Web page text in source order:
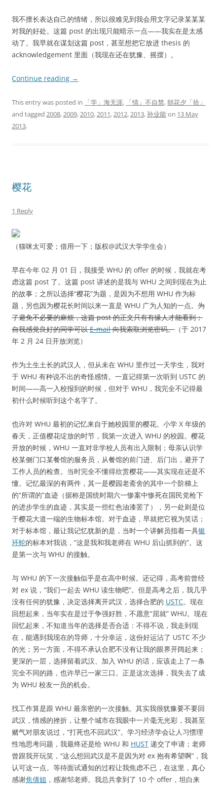
我不擅长表达自己的情绪，所以很难见到我会用文字记录某某某
对我的好处。这篇 post 的出现只能暗示一点——我实在是太感
动了。我早就在谋划这篇 post，甚至想把它放进 thesis 的
acknowledgement 里面（我现在还在犹豫、摇摆）。
Continue reading →
This entry was posted in 「学」海无涯, 「情」不自禁,朝花夕「拾」
and tagged 2008,2009,2010,2011,2012,2013,孙业能on 13 May
2013.
樱花
1 Reply
（猫咪太可爱；借用一下；版权@武汉大学学生会）
早在今年 02 月 01 日，我接受 WHU 的 offer 的时候，我就在考
虑这篇 post 了。这篇 post 讲述的是我与 WHU 之间到现在为止
的故事；之所以选择“樱花”为题，是因为不想用 WHU 作为标
题，另也因为樱花长时间以来一直是 WHU 广为人知的一点。 为
了避免不必要的麻烦，这篇 post 的正文只有有缘人才能看到；
自我感觉良好的同学可以E-mail向我索取浏览密码。 （于 2017
年 2 月 24 日开放浏览）
作为土生土长的武汉人，但从未在 WHU 里作过一天学生，我对
于 WHU 有种说不出的奇怪感情。一直记得第一次听到 USTC 的
时间——高一入校报到的时候，但对于 WHU，我完全不记得最
初什么时候听到这个名字了。
也许对 WHU 最初的记忆来自于她校园里的樱花。小学 X 年级的
春天，正值樱花绽放的时节，我第一次进入 WHU 的校园。樱花
开放的时候，WHU 一直对非学校人员有出入限制；母亲认识学
校某侧门口某餐馆的服务员，从餐馆的前门进、后门出，避开了
工作人员的检查。当时完全不懂得欣赏樱花——其实现在还是不
懂。记忆最深的有两件，其一是樱园老斋舍的其中一个阶梯上
的“所谓的”血迹（据称是国统时期六一惨案中惨死在国民党枪下
的进步学生的血迹，其实是一些红色油漆罢了），另一处则是位
于樱花大道一端的生物标本馆。对于血迹，早就把它视为笑话；
对于标本馆，最让我记忆犹新的是，当时一个讲解员指着一具银
环蛇的标本对我说，“这是我和我老师在 WHU 后山抓到的”。这
是第一次与 WHU 的接触。
与 WHU 的下一次接触似乎是在高中时候。还记得，高考前曾经
对 ex 说，“我们一起去 WHU 读生物吧”。但是高考之后，我几乎
没有任何的犹豫，决定选择离开武汉，选择合肥的 USTC。现在
回想起来，当年实在是过于争强好胜，不愿意“屈就” WHU。现在
回忆起来，不知道当年的选择是否合适：不得不说，我走到现
在，能遇到我现在的导师，十分幸运，这份好运沾了 USTC 不少
的光；另一方面，不得不承认合肥不没有让我的眼界开阔起来；
更深的一层，选择留着武汉、加入 WHU 的话，应该走上了一条
完全不同的路，也许早已一家三口。正是这次选择，我失去了成
为 WHU 校友一员的机会。
找工作算是跟 WHU 最亲密的一次接触。其实我很犹豫要不要回
武汉，情感的挫折，让整个城市在我眼中一片毫无光彩，我甚至
赌气对朋友说过，“打死也不回武汉”。学习经济学会让人习惯理
性地思考问题，我最终还是给 WHU 和 HUST 递交了申请；老师
曾跟我开玩笑，“这么想回武汉是不是因为对 ex 抱有希望啊”，我
认可这一点。等待面试通知的过程让我焦虑不已，在这里，真心
感谢焦倩姐 ，感谢邹老师。我总共拿到了 10 个 offer，坦白来